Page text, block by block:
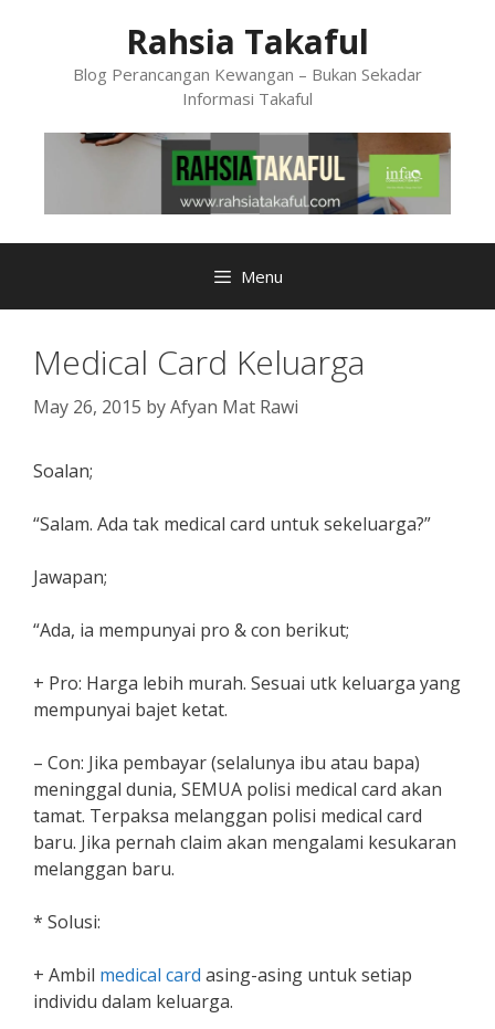
Rahsia Takaful
Blog Perancangan Kewangan – Bukan Sekadar
Informasi Takaful
Menu
Medical Card Keluarga
May 26, 2015 byAfyan Mat Rawi
Soalan;
“Salam. Ada tak medical card untuk sekeluarga?”
Jawapan;
“Ada, ia mempunyai pro & con berikut;
+ Pro: Harga lebih murah. Sesuai utk keluarga yang
mempunyai bajet ketat.
– Con: Jika pembayar (selalunya ibu atau bapa)
meninggal dunia, SEMUA polisi medical card akan
tamat. Terpaksa melanggan polisi medical card
baru. Jika pernah claim akan mengalami kesukaran
melanggan baru.
* Solusi:
+ Ambil medical card asing-asing untuk setiap
individu dalam keluarga.